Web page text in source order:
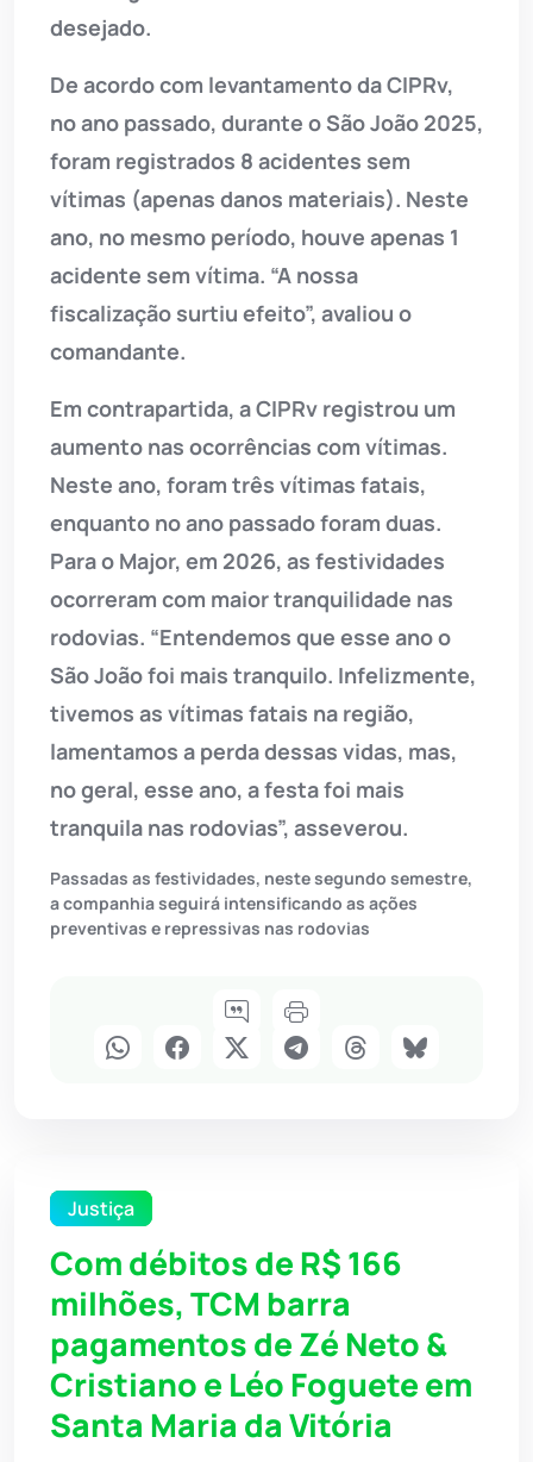
desejado.
De acordo com levantamento da CIPRv,
no ano passado, durante o São João 2025,
foram registrados 8 acidentes sem
vítimas (apenas danos materiais). Neste
ano, no mesmo período, houve apenas 1
acidente sem vítima. “A nossa
fiscalização surtiu efeito”, avaliou o
comandante.
Em contrapartida, a CIPRv registrou um
aumento nas ocorrências com vítimas.
Neste ano, foram três vítimas fatais,
enquanto no ano passado foram duas.
Para o Major, em 2026, as festividades
ocorreram com maior tranquilidade nas
rodovias. “Entendemos que esse ano o
São João foi mais tranquilo. Infelizmente,
tivemos as vítimas fatais na região,
lamentamos a perda dessas vidas, mas,
no geral, esse ano, a festa foi mais
tranquila nas rodovias”, asseverou.
Passadas as festividades, neste segundo semestre,
a companhia seguirá intensificando as ações
preventivas e repressivas nas rodovias
Justiça
Com débitos de R$ 166
milhões, TCM barra
pagamentos de Zé Neto &
Cristiano e Léo Foguete em
Santa Maria da Vitória